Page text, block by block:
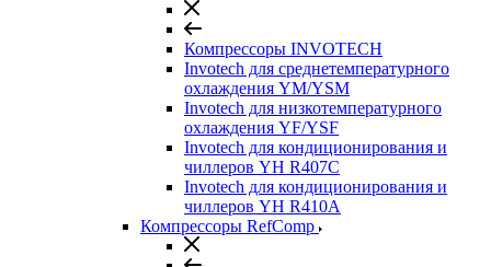
Компрессоры INVOTECH
Invotech для среднетемпературного
охлаждения YM/YSM
Invotech для низкотемпературного
охлаждения YF/YSF
Invotech для кондиционирования и
чиллеров YH R407C
Invotech для кондиционирования и
чиллеров YH R410A
Компрессоры RefComp